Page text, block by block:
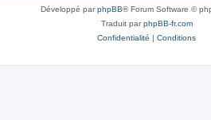
Développé parphpBB® Forum Software ©
Traduit parphpBB-fr.com
Confidentialité | Conditions